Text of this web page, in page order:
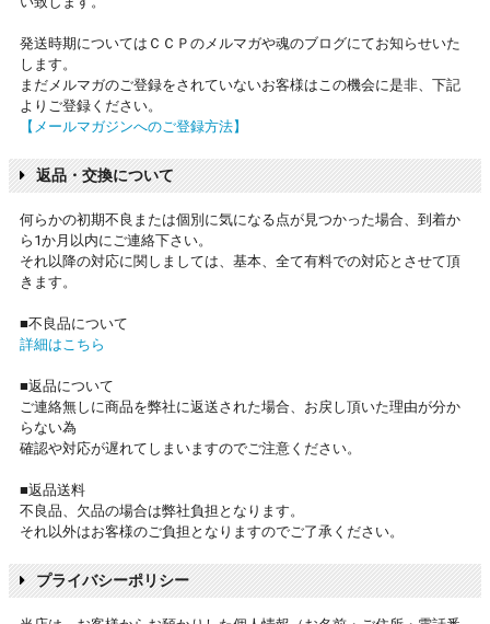
発送時期についてはＣＣＰのメルマガや魂のブログにてお知らせいた
します。
まだメルマガのご登録をされていないお客様はこの機会に是非、下記
よりご登録ください。
【メールマガジンへのご登録方法】
返品・交換について
何らかの初期不良または個別に気になる点が見つかった場合、到着か
ら1か月以内にご連絡下さい。
それ以降の対応に関しましては、基本、全て有料での対応とさせて頂
きます。
■不良品について
詳細はこちら
■返品について
ご連絡無しに商品を弊社に返送された場合、お戻し頂いた理由が分か
らない為
確認や対応が遅れてしまいますのでご注意ください。
■返品送料
不良品、欠品の場合は弊社負担となります。
それ以外はお客様のご負担となりますのでご了承ください。
プライバシーポリシー